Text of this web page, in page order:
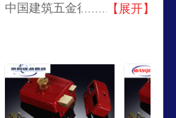
国建筑五金行业知名品
享有“中国锁王”的美誉。
【展开】